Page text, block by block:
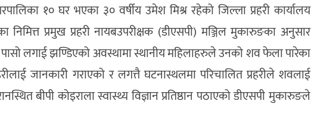
१० घर भएका ३० वर्षीय उमेश मिश्र रहेको जिल्ला प्रहरी कार्यालय
प्रमुख प्रहरी नायबउपरीक्षक (डीएसपी) मञ्जिल मुकारुङका अनुसार
लगाई झण्डिएको अवस्थामा स्थानीय महिलाहरुले उनको शव फेला पारेका
जानकारी गराएको र लगत्तै घटनास्थलमा परिचालित प्रहरीले शवलाई
बीपी कोइराला स्वास्थ्य विज्ञान प्रतिष्ठान पठाएको डीएसपी मुकारुङले